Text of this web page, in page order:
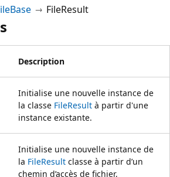
FileResult
Description
Initialise une nouvelle instance de
la classe FileResult à partir d'une
instance existante.
Initialise une nouvelle instance de
la FileResult classe à partir d’un
chemin d’accès de fichier,